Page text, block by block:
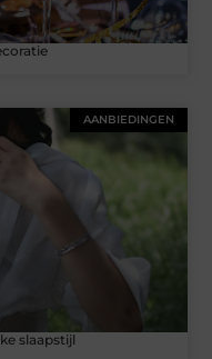
AANBIEDINGEN
slaapstijl